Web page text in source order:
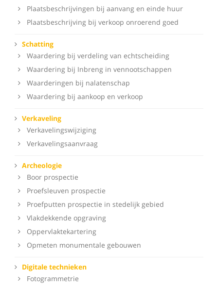
Plaatsbeschrijvingen bij aanvang en einde huur
Plaatsbeschrijving bij verkoop onroerend goed
Schatting
Waardering bij verdeling van echtscheiding
Waardering bij Inbreng in vennootschappen
Waarderingen bij nalatenschap
Waardering bij aankoop en verkoop
Verkaveling
Verkavelingswijziging
Verkavelingsaanvraag
Archeologie
Boor prospectie
Proefsleuven prospectie
Proefputten prospectie in stedelijk gebied
Vlakdekkende opgraving
Oppervlaktekartering
Opmeten monumentale gebouwen
Digitale technieken
Fotogrammetrie